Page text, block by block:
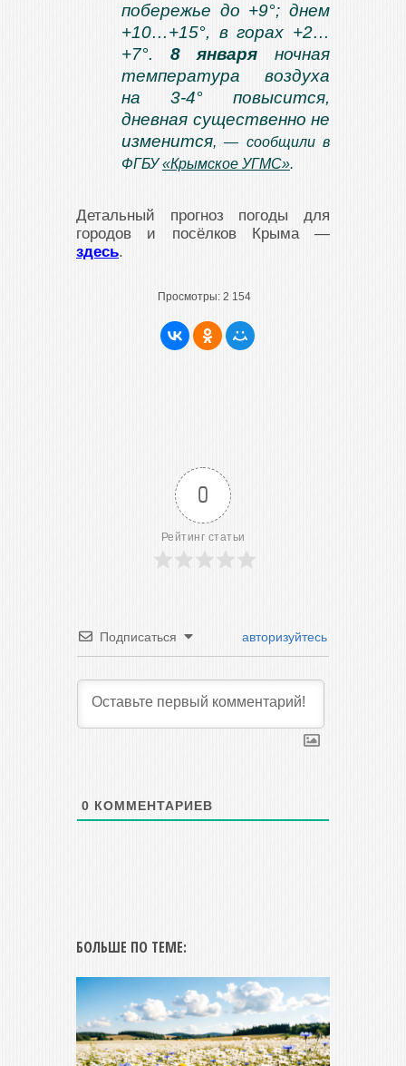
побережье до +9°; днем
+10…+15°, в горах +2…
+7°. 8 января ночная
температура воздуха
на 3-4° повысится,
дневная существенно не
изменится, — сообщили в
ФГБУ«Крымское УГМС».
Детальный прогноз погоды для
городов и посёлков Крыма —
здесь.
Просмотры: 2 154
0
Рейтинг статьи
Подписаться авторизуйтесь
0 КОММЕНТАРИЕВ
БОЛЬШЕ ПО ТЕМЕ: